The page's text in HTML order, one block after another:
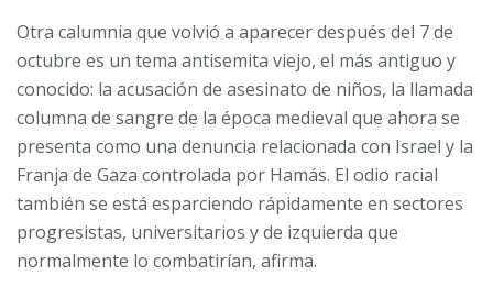
Otra calumnia que volvió a aparecer después del 7 de
octubre es un tema antisemita viejo, el más antiguo y
conocido: la acusación de asesinato de niños, la llamada
columna de sangre de la época medieval que ahora se
presenta como una denuncia relacionada con Israel y la
Franja de Gaza controlada por Hamás. El odio racial
también se está esparciendo rápidamente en sectores
progresistas, universitarios y de izquierda que
normalmente lo combatirían, afirma.